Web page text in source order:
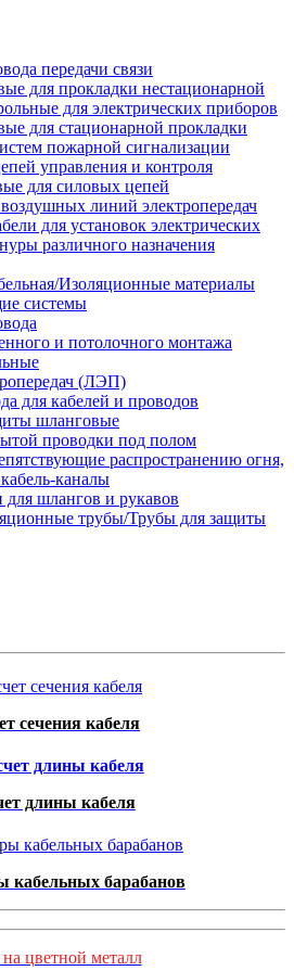
передачи связи
для прокладки нестационарной
для электрических приборов
для стационарной прокладки
пожарной сигнализации
управления и контроля
для силовых цепей
линий электропередач
для установок электрических
различного назначения
Изоляционные материалы
системы
и потолочного монтажа
(ЛЭП)
для кабелей и проводов
шланговые
проводки под полом
распространению огня,
каналы
для шлангов и рукавов
трубы/Трубы для защиты
сечения кабеля
длины кабеля
кабельных барабанов
цветной металл